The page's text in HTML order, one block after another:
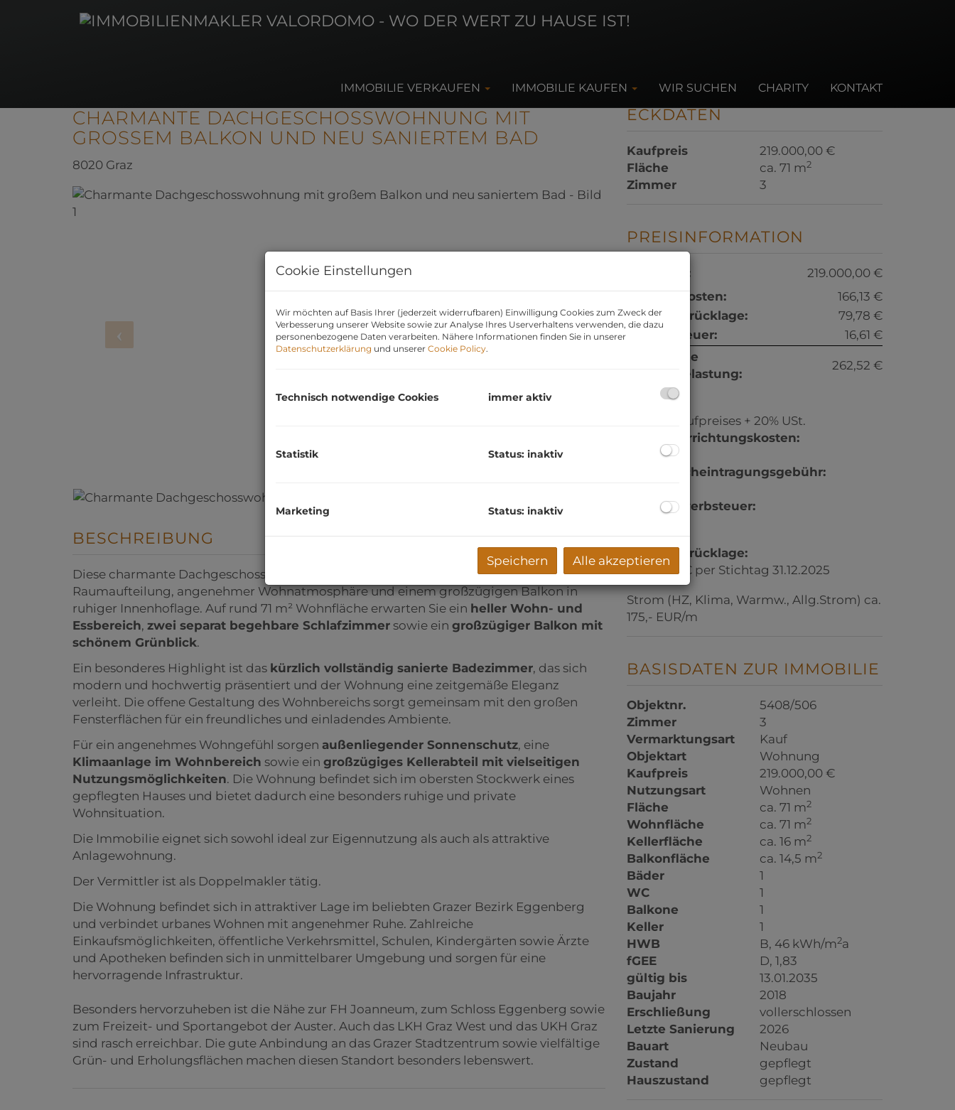
IMMOBILIE VERKAUFEN IMMOBILIE KAUFEN WIR SUCHEN CHARITY KONTAKT
CHARMANTE DACHGESCHOSSWOHNUNG MIT
GROSSEM BALKON UND NEU SANIERTEM BAD
8020 Graz
BESCHREIBUNG
Diese charmante Dachgeschosswohnung überzeugt mit einer durchdachten
Raumaufteilung, angenehmer Wohnatmosphäre und einem großzügigen Balkon in
ruhiger Innenhoflage. Auf rund 71 m² Wohnfläche erwarten Sie ein heller Wohn- und
Essbereich, zwei separat begehbare Schlafzimmer sowie ein großzügiger Balkon mit
schönem Grünblick.
Ein besonderes Highlight ist das kürzlich vollständig sanierte Badezimmer, das sich
modern und hochwertig präsentiert und der Wohnung eine zeitgemäße Eleganz
verleiht. Die offene Gestaltung des Wohnbereichs sorgt gemeinsam mit den großen
Fensterflächen für ein freundliches und einladendes Ambiente.
Für ein angenehmes Wohngefühl sorgen außenliegender Sonnenschutz, eine
Klimaanlage im Wohnbereich sowie ein großzügiges Kellerabteil mit vielseitigen
Nutzungsmöglichkeiten. Die Wohnung befindet sich im obersten Stockwerk eines
gepflegten Hauses und bietet dadurch eine besonders ruhige und private
Wohnsituation.
Die Immobilie eignet sich sowohl ideal zur Eigennutzung als auch als attraktive
Anlagewohnung.
Der Vermittler ist als Doppelmakler tätig.
Die Wohnung befindet sich in attraktiver Lage im beliebten Grazer Bezirk Eggenberg
und verbindet urbanes Wohnen mit angenehmer Ruhe. Zahlreiche
Einkaufsmöglichkeiten, öffentliche Verkehrsmittel, Schulen, Kindergärten sowie Ärzte
und Apotheken befinden sich in unmittelbarer Umgebung und sorgen für eine
hervorragende Infrastruktur.
Besonders hervorzuheben ist die Nähe zur FH Joanneum, zum Schloss Eggenberg sowie
zum Freizeit- und Sportangebot der Auster. Auch das LKH Graz West und das UKH Graz
sind rasch erreichbar. Die gute Anbindung an das Grazer Stadtzentrum sowie vielfältige
Grün- und Erholungsflächen machen diesen Standort besonders lebenswert.
ECKDATEN
Kaufpreis
219.000,00 €
Fläche
ca. 71 m2
Zimmer 3
PREISINFORMATION
Kaufpreis:
219.000,00 €
Betriebskosten:
166,13 €
Reparaturrücklage:
79,78 €
Umsatzsteuer:
16,61 €
monatliche
Gesamtbelastung:
262,52 €
Provision:
3% des Kaufpreises + 20% USt.
Vertragserrichtungskosten:
n. Vereinb.
Grundbucheintragungsgebühr:
Grunderwerbsteuer:
Reparaturrücklage:
19.253,49 € per Stichtag 31.12.2025
Strom (HZ, Klima, Warmw., Allg.Strom) ca.
175,- EUR/m
BASISDATEN ZUR IMMOBILIE
Objektnr.
5408/506
Zimmer
3
Vermarktungsart
Kauf
Objektart
Wohnung
Kaufpreis
219.000,00 €
Nutzungsart
Wohnen
Fläche
ca. 71 m2
Wohnfläche ca. 71 m2
Kellerfläche ca. 16 m2
Balkonfläche ca. 14,5 m2
Bäder
1
WC
1
Balkone
1
Keller
1
HWB
B, 46 kWh/m2a
fGEE
D, 1,83
gültig bis
13.01.2035
Baujahr
2018
Erschließung
vollerschlossen
Letzte Sanierung
2026
Bauart
Neubau
Zustand
gepflegt
Hauszustand
gepflegt
Cookie Einstellungen
Wir möchten auf Basis Ihrer (jederzeit widerrufbaren) Einwilligung Cookies zum Zweck der
Verbesserung unserer Website sowie zur Analyse Ihres Userverhaltens verwenden, die dazu
personenbezogene Daten verarbeiten. Nähere Informationen finden Sie in unserer
Datenschutzerklärung und unserer Cookie Policy.
Technisch notwendige Cookies immer aktiv
Statistik Status: inaktiv
Marketing Status: inaktiv
Speichern Alle akzeptieren